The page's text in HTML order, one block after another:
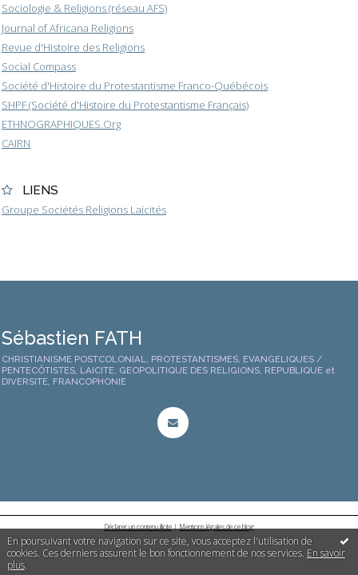
En poursuivant votre navigation sur ce site, vous acceptez l'utilisation de
cookies. Ces derniers assurent le bon fonctionnement de nos services. En savoir
plus.
Sociologie & Religions (réseau AFS)
Journal of Africana Religions
Revue d'Histoire des Religions
Social Compass
Société d'Histoire du Protestantisme Franco-Québécois
SHPF (Société d'Histoire du Protestantisme Français)
ETHNOGRAPHIQUES.Org
CAIRN
LIENS
Groupe Sociétés Religions Laïcités
Sébastien FATH
CHRISTIANISME POSTCOLONIAL, PROTESTANTISMES, EVANGELIQUES /
PENTECÔTISTES, LAICITE, GEOPOLITIQUE DES RELIGIONS, REPUBLIQUE et
DIVERSITE, FRANCOPHONIE
Déclarer un contenu illicite|Mentions légales de ce blog